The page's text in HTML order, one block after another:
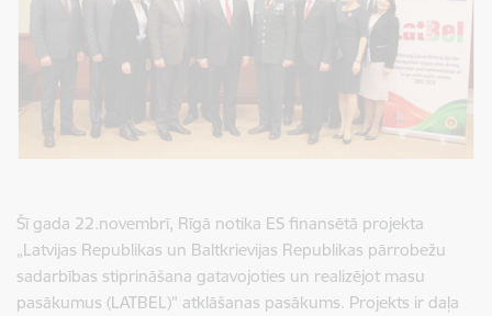
Šī gada 22.novembrī, Rīgā notika ES finansētā projekta
„Latvijas Republikas un Baltkrievijas Republikas pārrobežu
sadarbības stiprināšana gatavojoties un realizējot masu
pasākumus (LATBEL)" atklāšanas pasākums. Projekts ir daļa